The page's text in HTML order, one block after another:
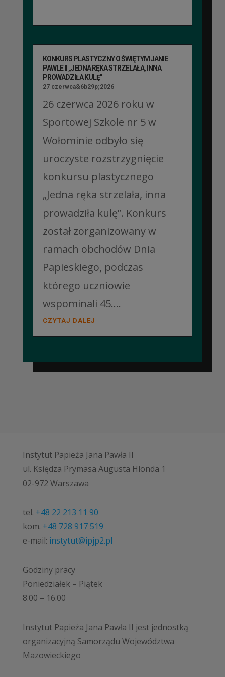
KONKURS PLASTYCZNY O ŚWIĘTYM JANIE
PAWLE II „JEDNA RĘKA STRZELAŁA, INNA
PROWADZIŁA KULĘ”
27 czerwca&6b29p;2026
26 czerwca 2026 roku w
Sportowej Szkole nr 5 w
Wołominie odbyło się
uroczyste rozstrzygnięcie
konkursu plastycznego
„Jedna ręka strzelała, inna
prowadziła kulę”. Konkurs
został zorganizowany w
ramach obchodów Dnia
Papieskiego, podczas
którego uczniowie
wspominali 45....
CZYTAJ DALEJ
Instytut Papieża Jana Pawła II
ul. Księdza Prymasa Augusta Hlonda 1
02-972 Warszawa
tel. +48 22 213 11 90
kom. +48 728 917 519
e-mail: instytut@ipjp2.pl
Godziny pracy
Poniedziałek – Piątek
8.00 – 16.00
Instytut Papieża Jana Pawła II jest jednostką
organizacyjną Samorządu Województwa
Mazowieckiego